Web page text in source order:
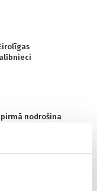
pirmā nodrošina